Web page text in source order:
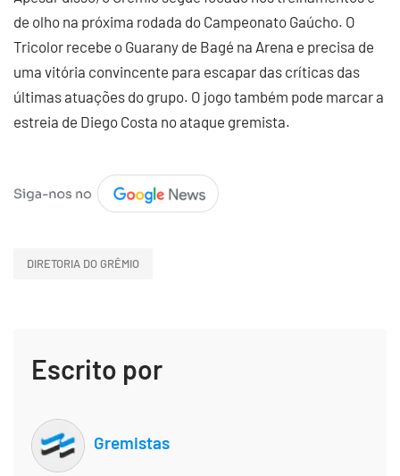
de olho na próxima rodada do Campeonato Gaúcho. O
Tricolor recebe o Guarany de Bagé na Arena e precisa de
uma vitória convincente para escapar das críticas das
últimas atuações do grupo. O jogo também pode marcar a
estreia de Diego Costa no ataque gremista.
DIRETORIA DO GRÊMIO
Escrito por
Gremistas